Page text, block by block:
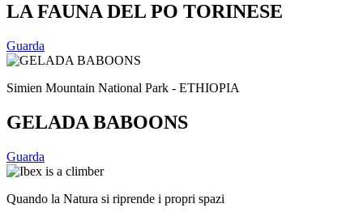
LA FAUNA DEL PO TORINESE
Guarda
Simien Mountain National Park - ETHIOPIA
GELADA BABOONS
Guarda
Quando la Natura si riprende i propri spazi